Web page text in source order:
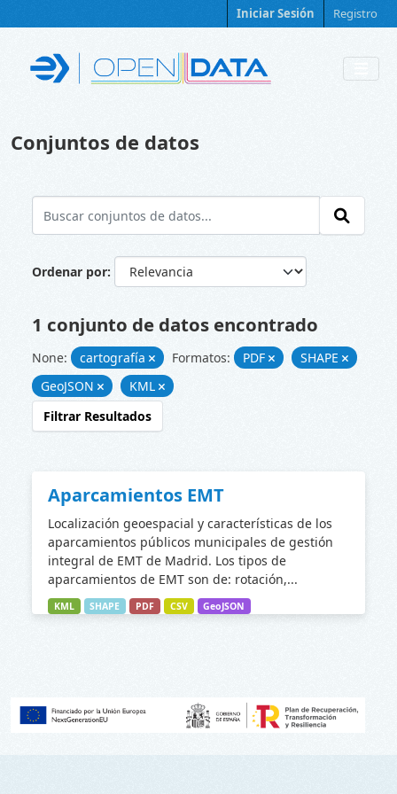
Iniciar Sesión Registro
Conjuntos de datos
Ordenar por
1 conjunto de datos encontrado
None: cartografía Formatos: PDF
SHAPE
GeoJSON
KML
Filtrar Resultados
Aparcamientos EMT
Localización geoespacial y características de los
aparcamientos públicos municipales de gestión
integral de EMT de Madrid. Los tipos de
aparcamientos de EMT son de: rotación,...
KML SHAPE PDF CSV GeoJSON